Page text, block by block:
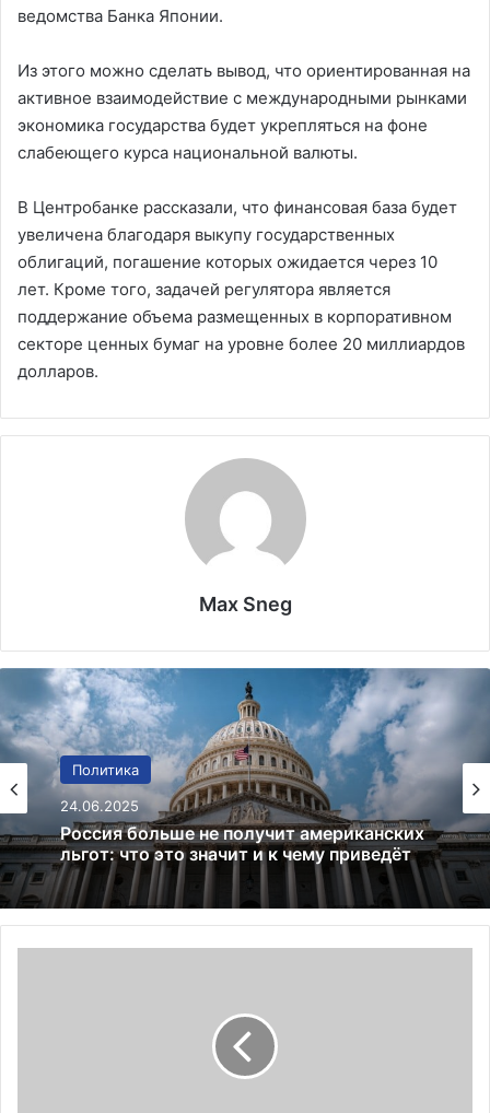
ведомства Банка Японии.
Из этого можно сделать вывод, что ориентированная на
активное взаимодействие с международными рынками
экономика государства будет укрепляться на фоне
слабеющего курса национальной валюты.
В Центробанке рассказали, что финансовая база будет
увеличена благодаря выкупу государственных
облигаций, погашение которых ожидается через 10
лет. Кроме того, задачей регулятора является
поддержание объема размещенных в корпоративном
секторе ценных бумаг на уровне более 20 миллиардов
долларов.
Max Sneg
Политика
24.06.2025
Финансы
02.01.2025
Bitcoin преодолевает $97 000:
криптовалютный рынок на подъеме